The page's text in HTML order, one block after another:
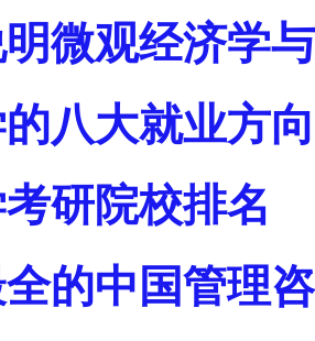
微观经济学
八大就业方
研院校排名
的中国管理